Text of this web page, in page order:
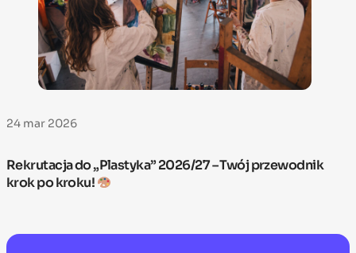
24 mar 2026
Rekrutacja do „Plastyka” 2026/27 – Twój przewodnik
krok po kroku!